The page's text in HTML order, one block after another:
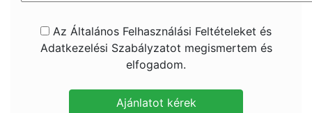
Az Általános Felhasználási Feltételeket és
Adatkezelési Szabályzatot megismertem és
elfogadom.